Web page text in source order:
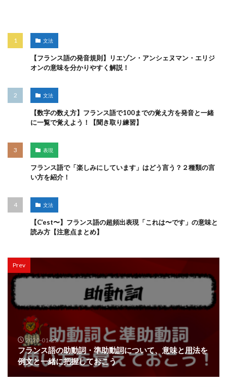
文法
【フランス語の発音規則】リエゾン・アンシェヌマン・エリジ
オンの意味を分かりやすく解説！
文法
【数字の数え方】フランス語で100までの覚え方を発音と一緒
に一覧で覚えよう！【聞き取り練習】
表現
フランス語で「楽しみにしています」はどう言う？２種類の言
い方を紹介！
文法
【C’est〜】フランス語の超頻出表現「これは〜です」の意味と
読み方【注意点まとめ】
Prev
2020-01-29
フランス語の助動詞・準助動詞について、意味と用法を
例文と一緒に把握しておこう